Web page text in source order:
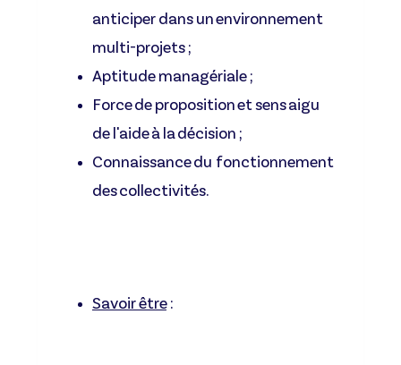
anticiper dans un environnement
multi-projets ;
Aptitude managériale ;
Force de proposition et sens aigu
de l'aide à la décision ;
Connaissance du fonctionnement
des collectivités.
Savoir être: